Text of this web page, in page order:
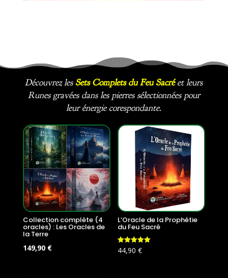
Découvrez lesSets Complets du Feu Sacréet leurs
Runes gravées dans les pierres sélectionnées pour
leur énergie corespondante.
Collection complète (4
oracles) : Les Oracles de
la Terre
Le
149,90 €Le
L’Oracle de la Prophétie
du Feu Sacré
Note
5.00
44,90€